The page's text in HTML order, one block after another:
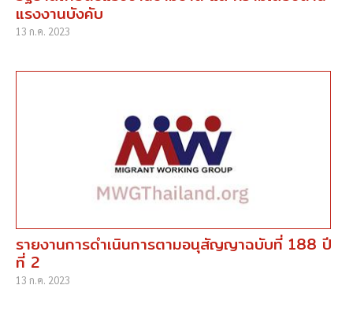
แรงงานบังคับ
13 ก.ค. 2023
รายงานการดำเนินการตามอนุสัญญาฉบับที่ 188 ปี
ที่ 2
13 ก.ค. 2023